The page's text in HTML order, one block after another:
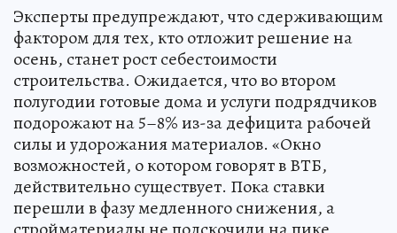
Эксперты предупреждают, что сдерживающим
фактором для тех, кто отложит решение на
осень, станет рост себестоимости
строительства. Ожидается, что во втором
полугодии готовые дома и услуги подрядчиков
подорожают на 5–8% из-за дефицита рабочей
силы и удорожания материалов. «Окно
возможностей, о котором говорят в ВТБ,
действительно существует. Пока ставки
перешли в фазу медленного снижения, а